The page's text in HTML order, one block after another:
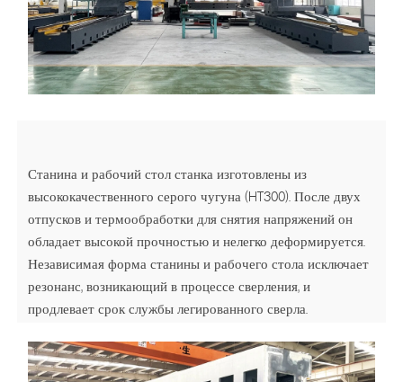
Станина и рабочий стол станка изготовлены из
высококачественного серого чугуна (HT300). После двух
отпусков и термообработки для снятия напряжений он
обладает высокой прочностью и нелегко деформируется.
Независимая форма станины и рабочего стола исключает
резонанс, возникающий в процессе сверления, и
продлевает срок службы легированного сверла.